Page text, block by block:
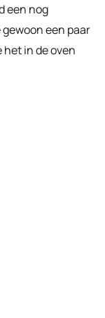
een nog
een paar
in de oven